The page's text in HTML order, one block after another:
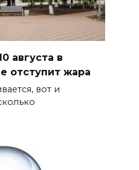
августа в
отступит жара
вот и